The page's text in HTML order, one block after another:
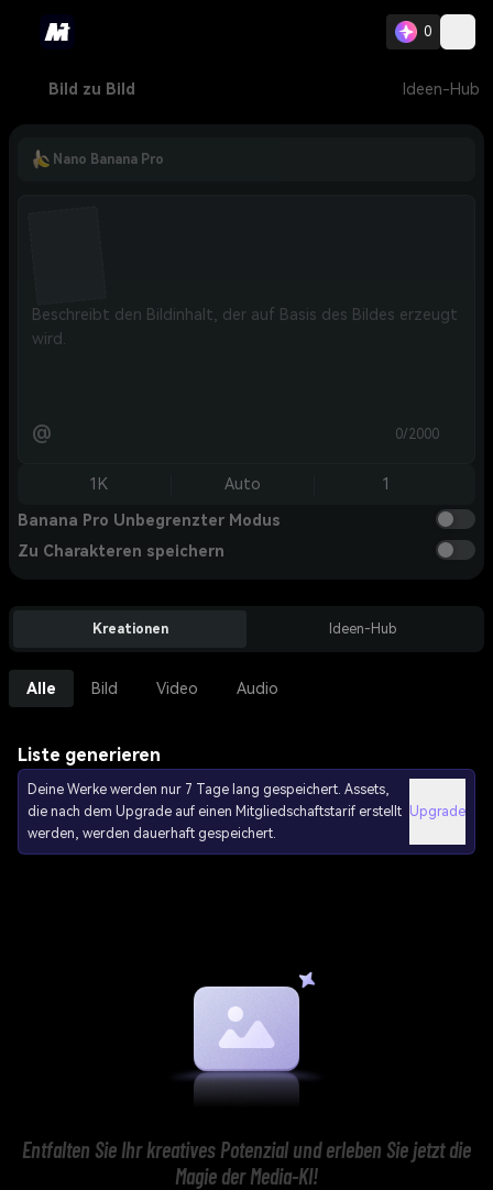
0
Bild zu Bild Ideen-Hub
Nano Banana Pro
@ 0/2000
1K Auto 1
Banana Pro Unbegrenzter Modus
Zu Charakteren speichern
Kreationen Ideen-Hub
Alle Bild Video Audio
Liste generieren
Deine Werke werden nur 7 Tage lang gespeichert. Assets,
die nach dem Upgrade auf einen Mitgliedschaftstarif erstellt
werden, werden dauerhaft gespeichert.
Upgrade
Entfalten Sie Ihr kreatives Potenzial und erleben Sie jetzt die
Magie der Media-KI!